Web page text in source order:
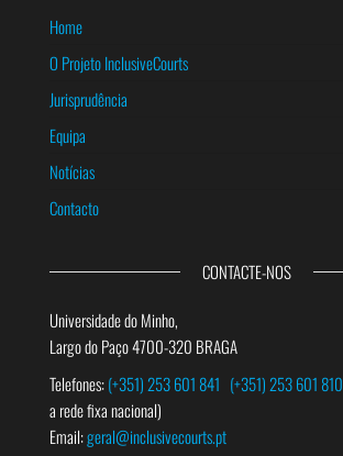
Home
O Projeto InclusiveCourts
Jurisprudência
Equipa
Notícias
Contacto
CONTACTE-NOS
Universidade do Minho,
Largo do Paço 4700-320 BRAGA
Telefones:(+351) 253 601 841 (+351) 253 601 810
a rede fixa nacional)
Email:geral@inclusivecourts.pt